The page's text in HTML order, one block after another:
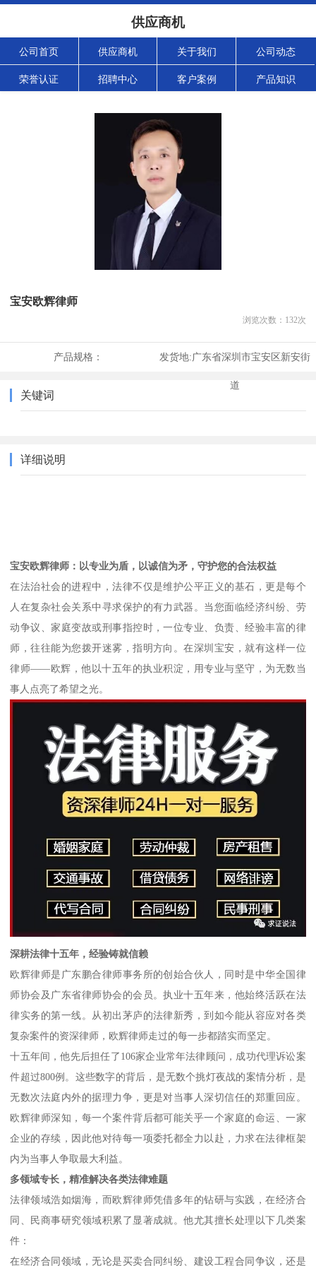
供应商机
公司首页 供应商机 关于我们 公司动态
荣誉认证 招聘中心 客户案例 产品知识
宝安欧辉律师
浏览次数： 132次
产品规格： 发货地:广东省深圳市宝安区新安街
道
关键词
详细说明
宝安欧辉律师：以专业为盾，以诚信为矛，守护您的合法权益
在法治社会的进程中，法律不仅是维护公平正义的基石，更是每个
人在复杂社会关系中寻求保护的有力武器。当您面临经济纠纷、劳
动争议、家庭变故或刑事指控时，一位专业、负责、经验丰富的律
师，往往能为您拨开迷雾，指明方向。在深圳宝安，就有这样一位
律师——欧辉，他以十五年的执业积淀，用专业与坚守，为无数当
事人点亮了希望之光。
深耕法律十五年，经验铸就信赖
欧辉律师是广东鹏合律师事务所的创始合伙人，同时是中华全国律
师协会及广东省律师协会的会员。执业十五年来，他始终活跃在法
律实务的第一线。从初出茅庐的法律新秀，到如今能从容应对各类
复杂案件的资深律师，欧辉律师走过的每一步都踏实而坚定。
十五年间，他先后担任了106家企业常年法律顾问，成功代理诉讼案
件超过800例。这些数字的背后，是无数个挑灯夜战的案情分析，是
无数次法庭内外的据理力争，更是对当事人深切信任的郑重回应。
欧辉律师深知，每一个案件背后都可能关乎一个家庭的命运、一家
企业的存续，因此他对待每一项委托都全力以赴，力求在法律框架
内为当事人争取最大利益。
多领域专长，精准解决各类法律难题
法律领域浩如烟海，而欧辉律师凭借多年的钻研与实践，在经济合
同、民商事研究领域积累了显著成就。他尤其擅长处理以下几类案
件：
在经济合同领域，无论是买卖合同纠纷、建设工程合同争议，还是